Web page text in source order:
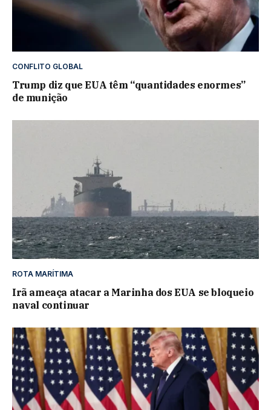
CONFLITO GLOBAL
Trump diz que EUA têm “quantidades enormes”
de munição
ROTA MARÍTIMA
Irã ameaça atacar a Marinha dos EUA se bloqueio
naval continuar